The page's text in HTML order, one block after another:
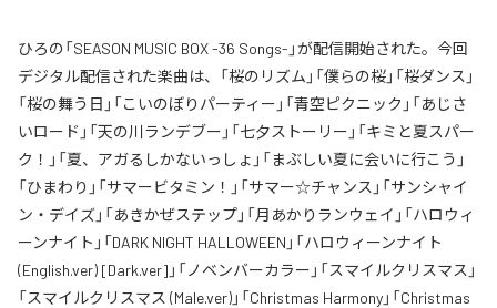
ひろの「SEASON MUSIC BOX -36 Songs-」が配信開始された。今回
デジタル配信された楽曲は、「桜のリズム」「僕らの桜」「桜ダンス」
「桜の舞う日」「こいのぼりパーティー」「青空ピクニック」「あじさ
いロード」「天の川ランデブー」「七夕ストーリー」「キミと夏スパー
ク！」「夏、アガるしかないっしょ」「まぶしい夏に会いに行こう」
「ひまわり」「サマービタミン！」「サマー☆チャンス」「サンシャイ
ン・デイズ」「あきかぜステップ」「月あかりランウェイ」「ハロウィ
ーンナイト」「DARK NIGHT HALLOWEEN」「ハロウィーンナイト
(English.ver) [Dark.ver]」「ノベンバーカラー」「スマイルクリスマス」
「スマイルクリスマス (Male.ver)」「Christmas Harmony」「Christmas